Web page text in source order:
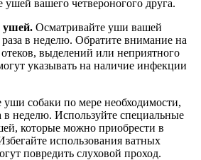
ушей вашего четвероногого друга.
ушей. Осматривайте уши вашей
в неделю. Обратите внимание на
выделений или неприятного
указывать на наличие инфекции
уши собаки по мере необходимости,
в неделю. Используйте специальные
которые можно приобрести в
использования ватных
повредить слуховой проход.